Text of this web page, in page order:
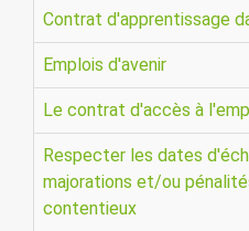
Contrat d'apprentissage
Emplois d'avenir
Le contrat d'accès à
Respecter les dates
majorations et/ou
contentieux